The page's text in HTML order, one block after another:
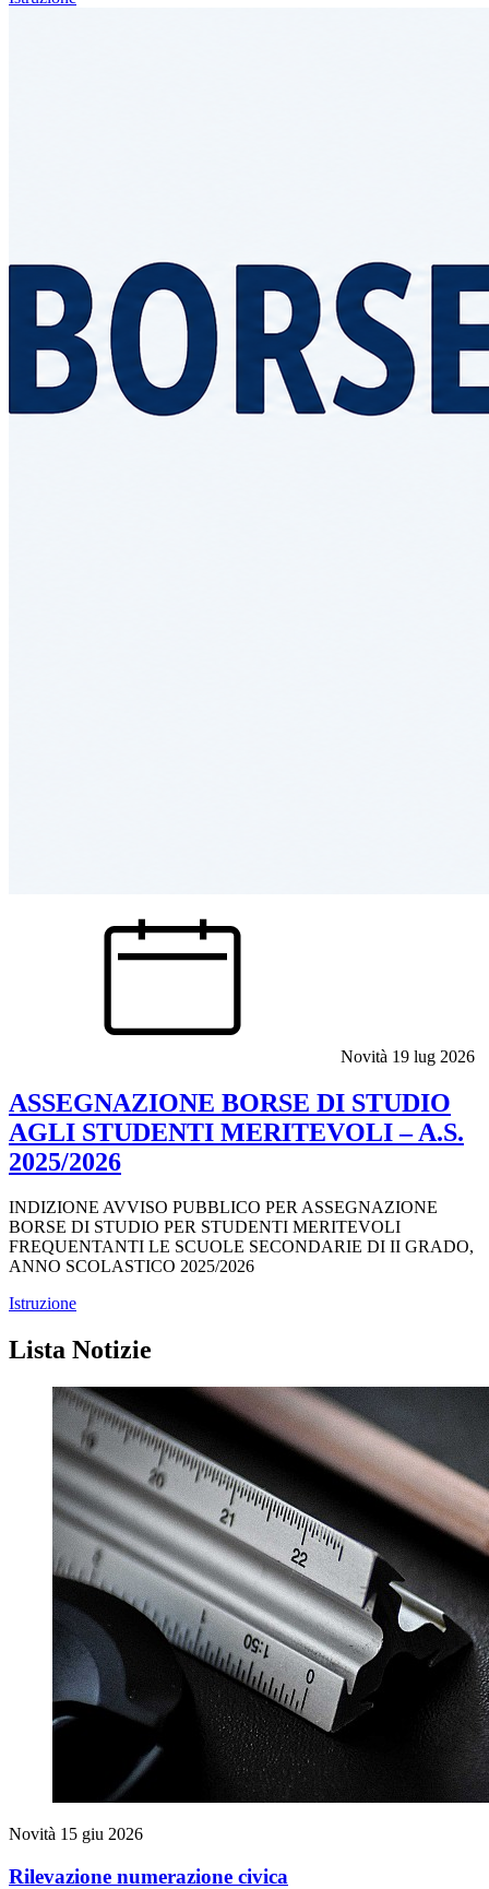
Novità 19 lug 2026
ASSEGNAZIONE BORSE DI STUDIO
AGLI STUDENTI MERITEVOLI – A.S.
2025/2026
INDIZIONE AVVISO PUBBLICO PER ASSEGNAZIONE
BORSE DI STUDIO PER STUDENTI MERITEVOLI
FREQUENTANTI LE SCUOLE SECONDARIE DI II GRADO,
ANNO SCOLASTICO 2025/2026
Istruzione
Lista Notizie
Novità 15 giu 2026
Rilevazione numerazione civica